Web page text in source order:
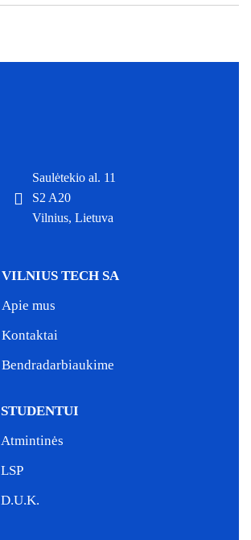
Saulėtekio al. 11
S2 A20
Vilnius, Lietuva
VILNIUS TECH SA
Apie mus
Kontaktai
Bendradarbiaukime
STUDENTUI
Atmintinės
LSP
D.U.K.